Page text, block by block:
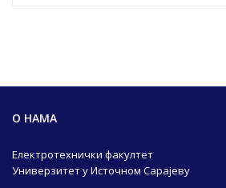
О НАМА
Електротехнички факултет
Универзитет у Источном Сарајеву